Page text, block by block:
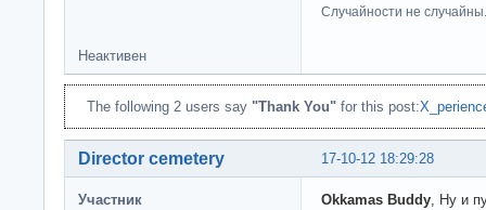
Случайности не случайны.
Неактивен
The following 2 users say "Thank You" for this post:
17-10-12 18:29:28
Director cemetery
Участник Okkamas Buddy , Ну и